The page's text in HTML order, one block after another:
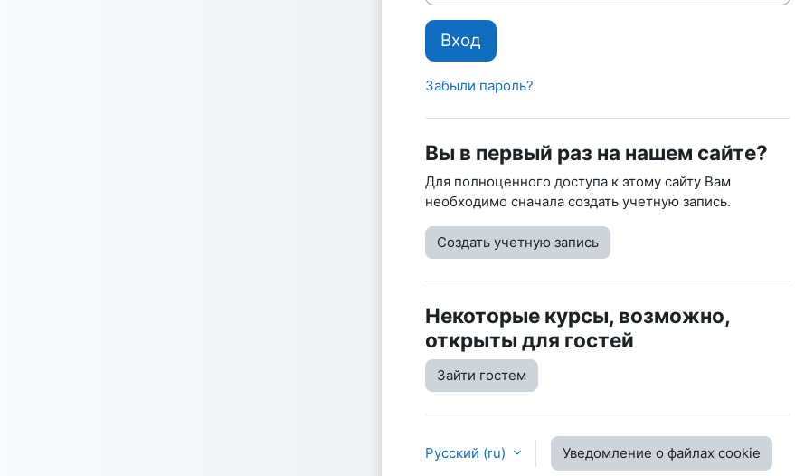
Вход
Забыли пароль?
Вы в первый раз на нашем сайте?
Для полноценного доступа к этому сайту Вам
необходимо сначала создать учетную запись.
Создать учетную запись
Некоторые курсы, возможно,
открыты для гостей
Зайти гостем
Русский ‎(ru)‎ Уведомление о файлах cookie